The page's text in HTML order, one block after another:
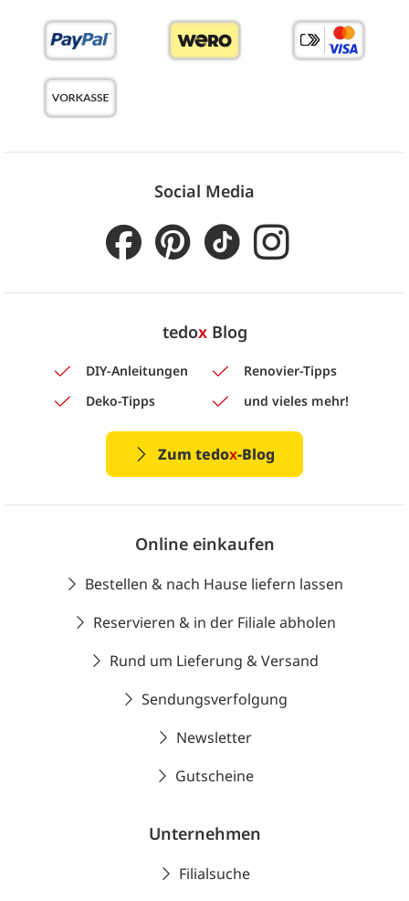
Social Media
tedoxBlog
DIY-Anleitungen
Renovier-Tipps
Deko-Tipps
und vieles mehr!
Zum tedox-Blog
Online einkaufen
Bestellen & nach Hause liefern lassen
Reservieren & in der Filiale abholen
Rund um Lieferung & Versand
Sendungsverfolgung
Newsletter
Gutscheine
Unternehmen
Filialsuche